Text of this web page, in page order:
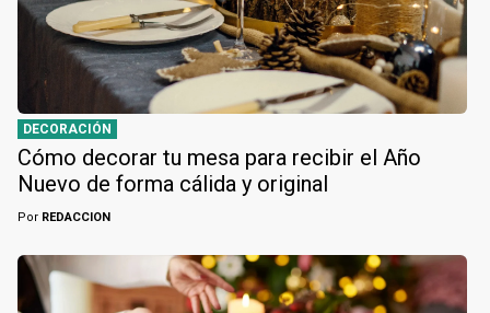
DECORACIÓN
Cómo decorar tu mesa para recibir el Año
Nuevo de forma cálida y original
Por REDACCION